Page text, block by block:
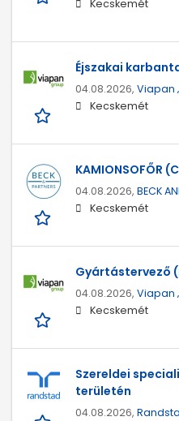
Kecskemét
Éjszakai
04.08.2026, Viapan
Kecskemét
KAMIONSOFŐR
04.08.2026, BECK
Kecskemét
Gyártástervező
04.08.2026, Viapan
Kecskemét
Szereldei
területén
04.08.2026,